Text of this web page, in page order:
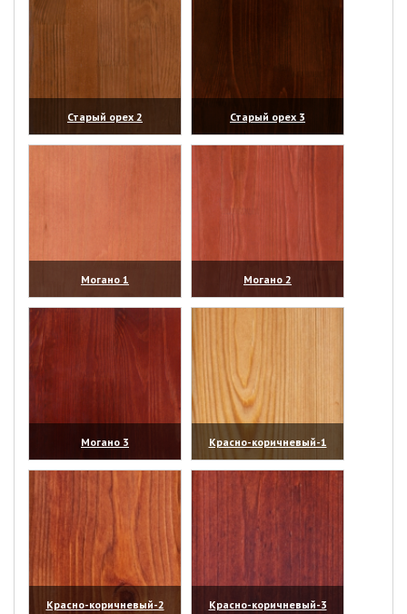
Старый орех 2
(увеличить)
Старый орех 3
(увеличить)
Могано 1
(увеличить)
Могано 2
(увеличить)
Могано 3
(увеличить)
Красно-коричневый-1
(увеличить)
Красно-коричневый-2
Красно-коричневый-3